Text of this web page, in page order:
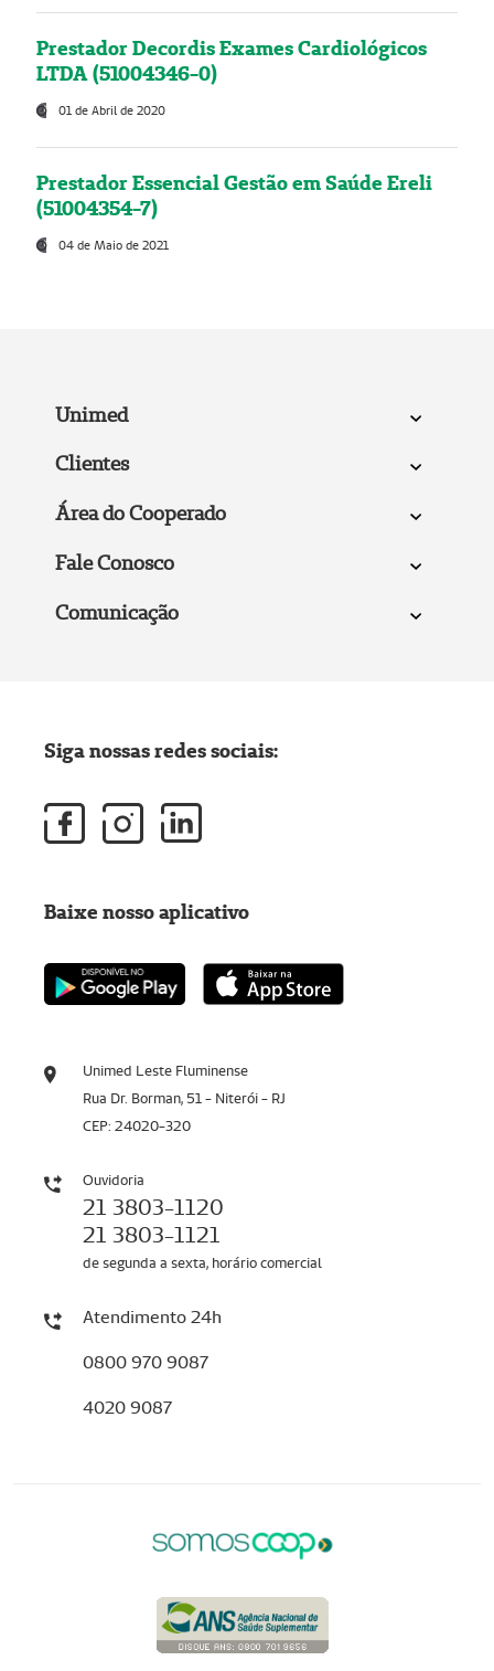
Prestador Decordis Exames Cardiológicos
LTDA (51004346-0)
01 de Abril de 2020
Prestador Essencial Gestão em Saúde Ereli
(51004354-7)
04 de Maio de 2021
Unimed
Clientes
Área do Cooperado
Fale Conosco
Comunicação
Unimed Leste Fluminense
Rua Dr. Borman, 51 - Niterói - RJ
CEP: 24020-320
Ouvidoria
21 3803-1120
21 3803-1121
de segunda a sexta, horário comercial
Atendimento 24h
0800 970 9087
4020 9087
Siga nossas redes sociais:
Baixe nosso aplicativo